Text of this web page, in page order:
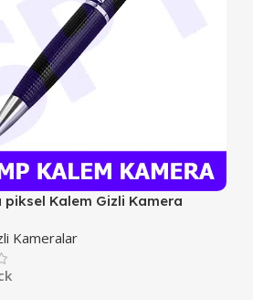
piksel Kalem Gizli Kamera
Kameralar